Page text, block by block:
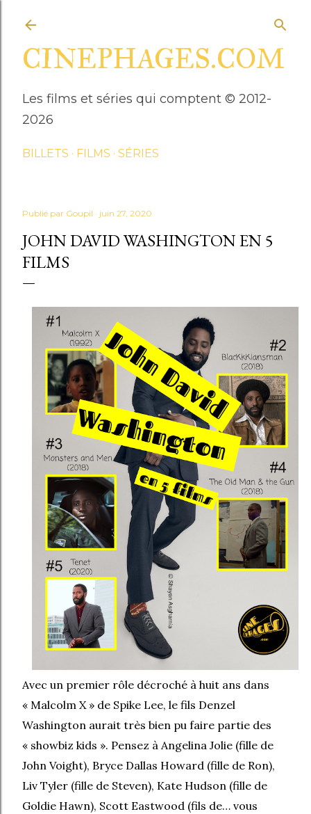
CINEPHAGES.COM
Les films et séries qui comptent © 2012-
2026
BILLETS FILMS SÉRIES
Publié par Goupil juin 27, 2020
JOHN DAVID WASHINGTON EN 5
FILMS
Avec un premier rôle décroché à huit ans dans
« Malcolm X » de Spike Lee, le fils Denzel
Washington aurait très bien pu faire partie des
« showbiz kids ». Pensez à Angelina Jolie (fille de
John Voight), Bryce Dallas Howard (fille de Ron),
Liv Tyler (fille de Steven), Kate Hudson (fille de
Goldie Hawn), Scott Eastwood (fils de… vous